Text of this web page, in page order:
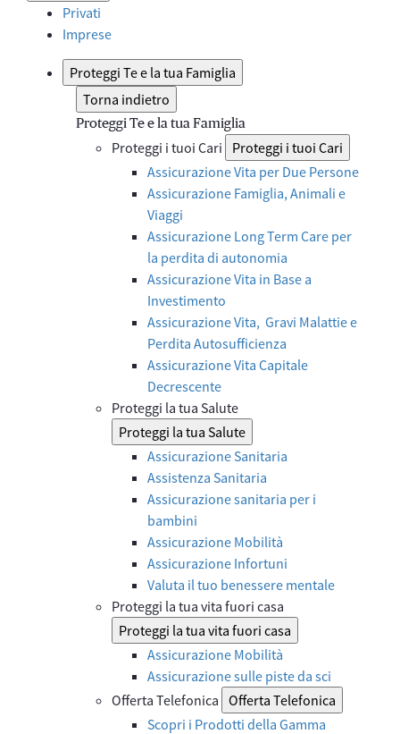
Privati
Imprese
Proteggi Te e la tua Famiglia
Torna indietro
Proteggi Te e la tua Famiglia
Proteggi i tuoi Cari
Proteggi i tuoi Cari
Assicurazione Vita per Due Persone
Assicurazione Famiglia, Animali e
Viaggi
Assicurazione Long Term Care per
la perdita di autonomia
Assicurazione Vita in Base a
Investimento
Assicurazione Vita, Gravi Malattie e
Perdita Autosufficienza
Assicurazione Vita Capitale
Decrescente
Proteggi la tua Salute
Proteggi la tua Salute
Assicurazione Sanitaria
Assistenza Sanitaria
Assicurazione sanitaria per i
bambini
Assicurazione Mobilità
Assicurazione Infortuni
Valuta il tuo benessere mentale
Proteggi la tua vita fuori casa
Proteggi la tua vita fuori casa
Assicurazione Mobilità
Assicurazione sulle piste da sci
Offerta Telefonica Offerta Telefonica
Scopri i Prodotti della Gamma